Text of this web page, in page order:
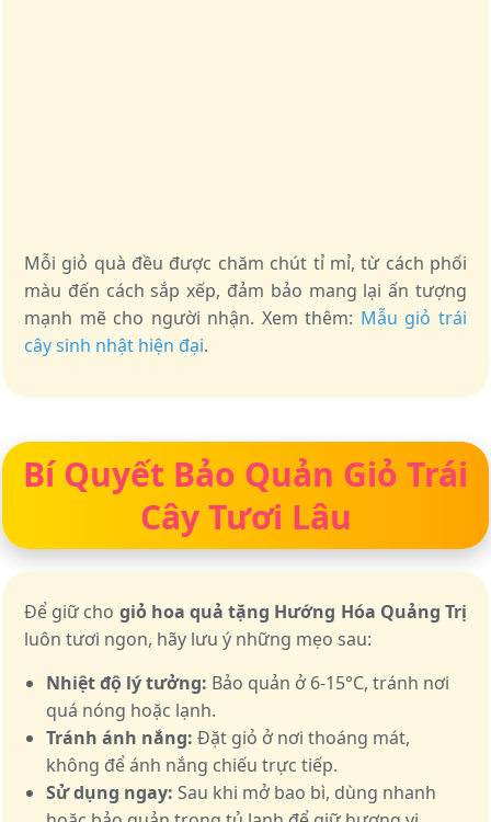
Mỗi giỏ quà đều được chăm chút tỉ mỉ, từ cách phối
màu đến cách sắp xếp, đảm bảo mang lại ấn tượng
mạnh mẽ cho người nhận. Xem thêm: Mẫu giỏ trái
cây sinh nhật hiện đại.
Bí Quyết Bảo Quản Giỏ Trái
Cây Tươi Lâu
Để giữ cho giỏ hoa quả tặng Hướng Hóa Quảng Trị
luôn tươi ngon, hãy lưu ý những mẹo sau:
Nhiệt độ lý tưởng: Bảo quản ở 6-15°C, tránh nơi
quá nóng hoặc lạnh.
Tránh ánh nắng: Đặt giỏ ở nơi thoáng mát,
không để ánh nắng chiếu trực tiếp.
Sử dụng ngay: Sau khi mở bao bì, dùng nhanh